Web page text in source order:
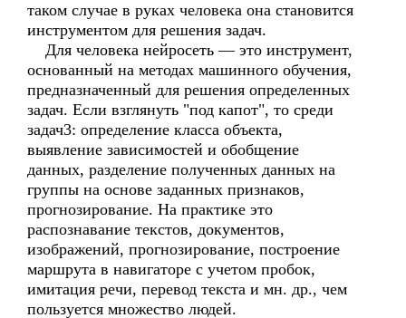
таком случае в руках человека она становится
инструментом для решения задач.
Для человека нейросеть — это инструмент,
основанный на методах машинного обучения,
предназначенный для решения определенных
задач. Если взглянуть "под капот", то среди
задач3: определение класса объекта,
выявление зависимостей и обобщение
данных, разделение полученных данных на
группы на основе заданных признаков,
прогнозирование. На практике это
распознавание текстов, документов,
изображений, прогнозирование, построение
маршрута в навигаторе с учетом пробок,
имитация речи, перевод текста и мн. др., чем
пользуется множество людей.